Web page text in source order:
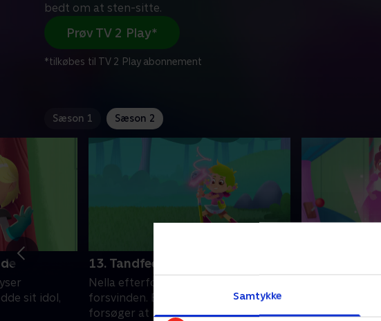
Samtykke
bedt om at sten-sitte.
Prøv TV 2 Play*
*tilkøbes til TV 2 Play abonnement
Sæson 1 Sæson 2
sit idol,
13. Tandfeen
Nella efterforsker Tandfeens
forsvinden. En skadet Garrett
forsøger at blive dagens helt i
Et teselskab
er forvirrede,